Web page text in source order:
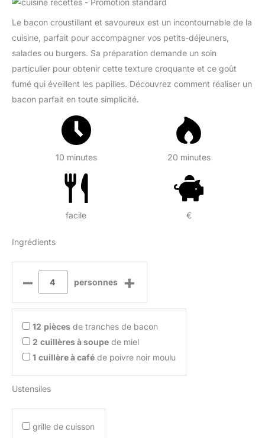
Le bacon croustillant et savoureux est un incontournable de la
cuisine, parfait pour accompagner vos petits-déjeuners,
salades ou burgers. Sa préparation demande un soin
particulier pour obtenir cette texture croquante et ce goût
fumé qui éveillent les papilles. Découvrez comment réaliser un
bacon parfait en toute simplicité.
10 minutes 20 minutes
facile €
Ingrédients
– personnes +
12 pièces de tranches de bacon
2 cuillères à soupe de miel
1 cuillère à café de poivre noir moulu
Ustensiles
grille de cuisson